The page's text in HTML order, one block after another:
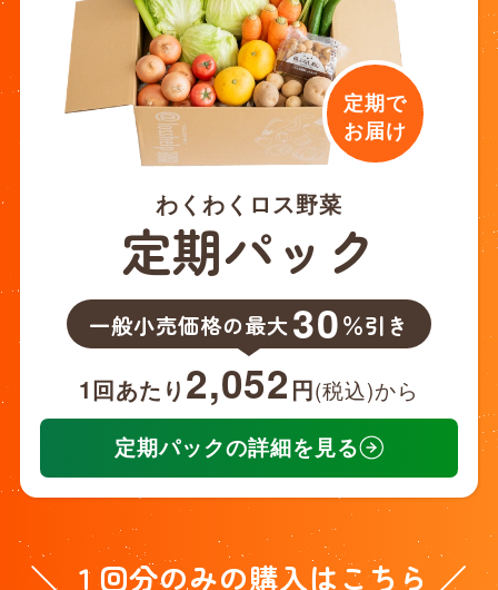
定期で
お届け
わくわくロス野菜
定期パック
一般小売価格の最大30％引き
1回あたり 2,052 円(税込)から
定期パックの詳細を見る
＼ １回分のみの購入はこちら ／